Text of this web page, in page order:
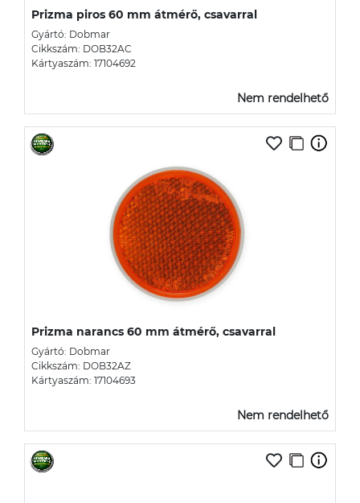
Prizma piros 60 mm átmérő, csavarral
Gyártó: Dobmar
Cikkszám: DOB32AC
Kártyaszám: 17104692
Nem rendelhető
Prizma narancs 60 mm átmérő, csavarral
Gyártó: Dobmar
Cikkszám: DOB32AZ
Kártyaszám: 17104693
Nem rendelhető